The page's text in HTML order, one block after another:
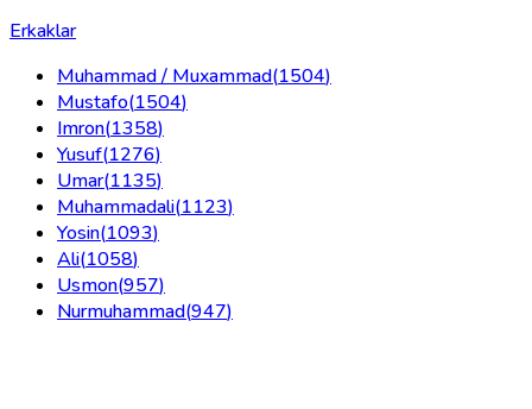
Erkaklar
Muhammad / Muxammad(1504)
Mustafo(1504)
Imron(1358)
Yusuf(1276)
Umar(1135)
Muhammadali(1123)
Yosin(1093)
Ali(1058)
Usmon(957)
Nurmuhammad(947)